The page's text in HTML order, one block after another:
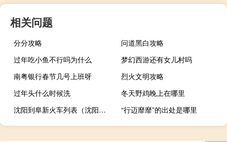
相关问题
分分攻略
问道黑白攻略
过年吃小鱼不行吗为什么
梦幻西游还有女儿村吗
南粤银行春节几号上班呀
烈火文明攻略
过年头什么时候洗
冬天野鸡晚上在哪里
沈阳到阜新火车列表（沈阳到阜新火车时刻表）
“行迈靡靡”的出处是哪里